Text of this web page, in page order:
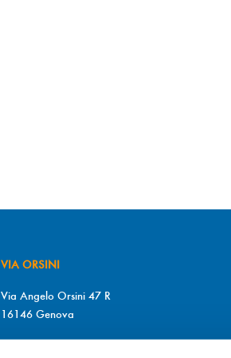
VIA ORSINI
Via Angelo Orsini 47 R
16146 Genova